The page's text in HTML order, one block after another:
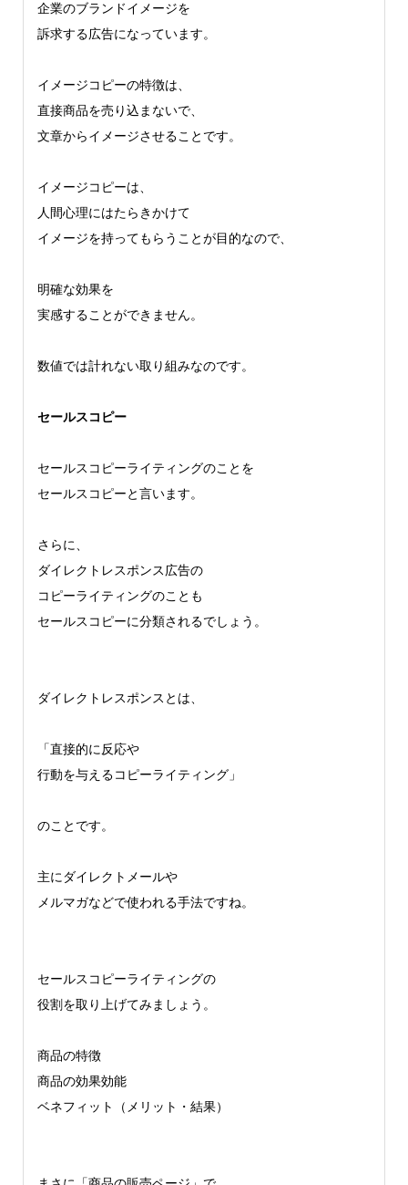
企業のブランドイメージを
訴求する広告になっています。
イメージコピーの特徴は、
直接商品を売り込まないで、
文章からイメージさせることです。
イメージコピーは、
人間心理にはたらきかけて
イメージを持ってもらうことが目的なので、
明確な効果を
実感することができません。
数値では計れない取り組みなのです。
セールスコピー
セールスコピーライティングのことを
セールスコピーと言います。
さらに、
ダイレクトレスポンス広告の
コピーライティングのことも
セールスコピーに分類されるでしょう。
ダイレクトレスポンスとは、
「直接的に反応や
行動を与えるコピーライティング」
のことです。
主にダイレクトメールや
メルマガなどで使われる手法ですね。
セールスコピーライティングの
役割を取り上げてみましょう。
商品の特徴
商品の効果効能
ベネフィット（メリット・結果）